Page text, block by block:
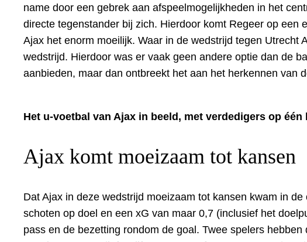
name door een gebrek aan afspeelmogelijkheden in het
directe tegenstander bij zich. Hierdoor komt Regeer op
Ajax het enorm moeilijk. Waar in de wedstrijd tegen
wedstrijd. Hierdoor was er vaak geen andere optie dan de
aanbieden, maar dan ontbreekt het aan het herkennen van
Het u-voetbal van Ajax in beeld, met verdedigers op
Ajax komt moeizaam tot kansen
Dat Ajax in deze wedstrijd moeizaam tot kansen kwam in
schoten op doel en een xG van maar 0,7 (inclusief het
pass en de bezetting rondom de goal. Twee spelers